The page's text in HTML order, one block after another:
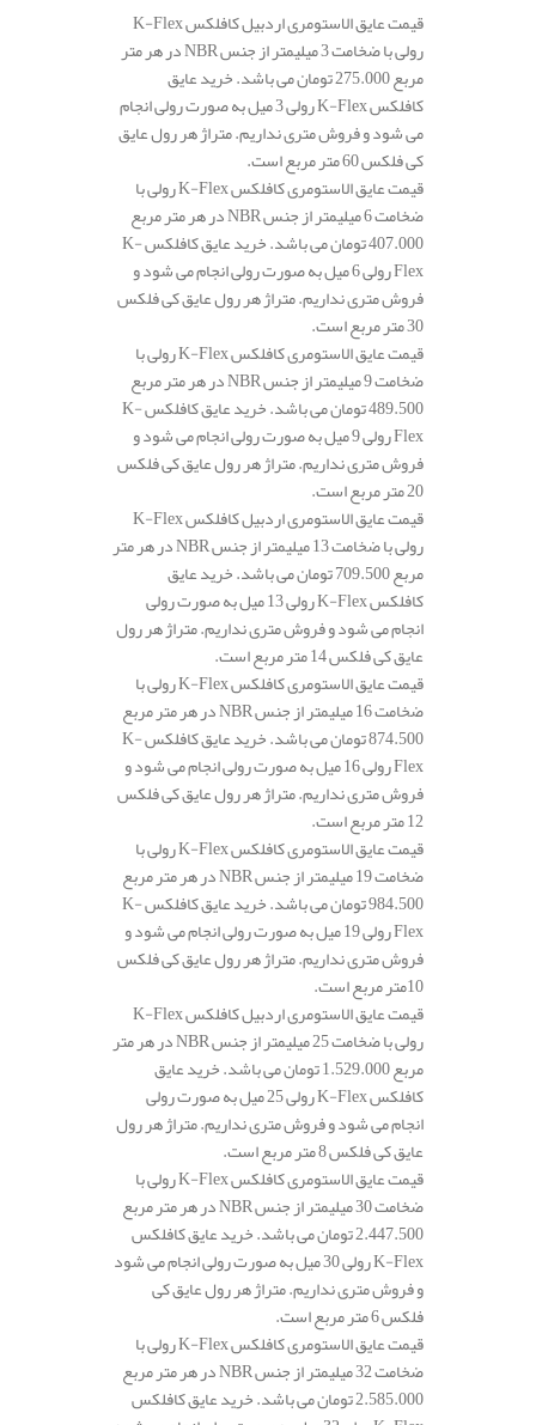
قیمت عایق الاستومری اردبیل کافلکس K-Flex
رولی با ضخامت 3 میلیمتر از جنس NBR در هر متر
مربع 275.000 تومان می باشد. خرید عایق
کافلکس K-Flex رولی 3 میل به صورت رولی انجام
می شود و فروش متری نداریم. متراژ هر رول عایق
کی فلکس 60 متر مربع است.
قیمت عایق الاستومری کافلکس K-Flex رولی با
ضخامت 6 میلیمتر از جنس NBR در هر متر مربع
407.000 تومان می باشد. خرید عایق کافلکس K-
Flex رولی 6 میل به صورت رولی انجام می شود و
فروش متری نداریم. متراژ هر رول عایق کی فلکس
30 متر مربع است.
قیمت عایق الاستومری کافلکس K-Flex رولی با
ضخامت 9 میلیمتر از جنس NBR در هر متر مربع
489.500 تومان می باشد. خرید عایق کافلکس K-
Flex رولی 9 میل به صورت رولی انجام می شود و
فروش متری نداریم. متراژ هر رول عایق کی فلکس
20 متر مربع است.
قیمت عایق الاستومری اردبیل کافلکس K-Flex
رولی با ضخامت 13 میلیمتر از جنس NBR در هر متر
مربع 709.500 تومان می باشد. خرید عایق
کافلکس K-Flex رولی 13 میل به صورت رولی
انجام می شود و فروش متری نداریم. متراژ هر رول
عایق کی فلکس 14 متر مربع است.
قیمت عایق الاستومری کافلکس K-Flex رولی با
ضخامت 16 میلیمتر از جنس NBR در هر متر مربع
874.500 تومان می باشد. خرید عایق کافلکس K-
Flex رولی 16 میل به صورت رولی انجام می شود و
فروش متری نداریم. متراژ هر رول عایق کی فلکس
12 متر مربع است.
قیمت عایق الاستومری کافلکس K-Flex رولی با
ضخامت 19 میلیمتر از جنس NBR در هر متر مربع
984.500 تومان می باشد. خرید عایق کافلکس K-
Flex رولی 19 میل به صورت رولی انجام می شود و
فروش متری نداریم. متراژ هر رول عایق کی فلکس
10متر مربع است.
قیمت عایق الاستومری اردبیل کافلکس K-Flex
رولی با ضخامت 25 میلیمتر از جنس NBR در هر متر
مربع 1.529.000 تومان می باشد. خرید عایق
کافلکس K-Flex رولی 25 میل به صورت رولی
انجام می شود و فروش متری نداریم. متراژ هر رول
عایق کی فلکس 8 متر مربع است.
قیمت عایق الاستومری کافلکس K-Flex رولی با
ضخامت 30 میلیمتر از جنس NBR در هر متر مربع
2.447.500 تومان می باشد. خرید عایق کافلکس
K-Flex رولی 30 میل به صورت رولی انجام می شود
و فروش متری نداریم. متراژ هر رول عایق کی
فلکس 6 متر مربع است.
قیمت عایق الاستومری کافلکس K-Flex رولی با
ضخامت 32 میلیمتر از جنس NBR در هر متر مربع
2.585.000 تومان می باشد. خرید عایق کافلکس